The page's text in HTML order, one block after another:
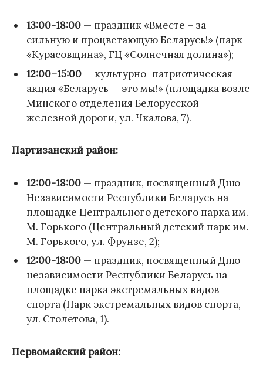
13:00-18:00 — праздник «Вместе – за
сильную и процветающую Беларусь!» (парк
«Курасовщина», ГЦ «Солнечная долина»);
12:00–15:00 — культурно–патриотическая
акция «Беларусь — это мы!» (площадка возле
Минского отделения Белорусской
железной дороги, ул. Чкалова, 7).
Партизанский район:
12:00-18:00 — праздник, посвященный Дню
Независимости Республики Беларусь на
площадке Центрального детского парка им.
М. Горького (Центральный детский парк им.
М. Горького, ул. Фрунзе, 2);
12:00-18:00 — праздник, посвященный Дню
независимости Республики Беларусь на
площадке парка экстремальных видов
спорта (Парк экстремальных видов спорта,
ул. Столетова, 1).
Первомайский район: